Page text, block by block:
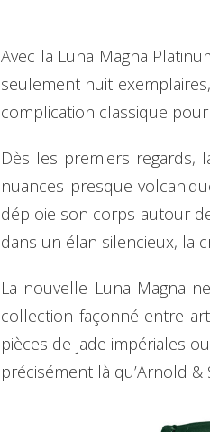
Avec la Luna Magna
seulement huit
complication classique
Dès les premiers regards,
nuances presque
déploie son corps autour
dans un élan silencieux, la
La nouvelle Luna Magna
collection façonné entre
pièces de jade impériales
précisément là qu’Arnold